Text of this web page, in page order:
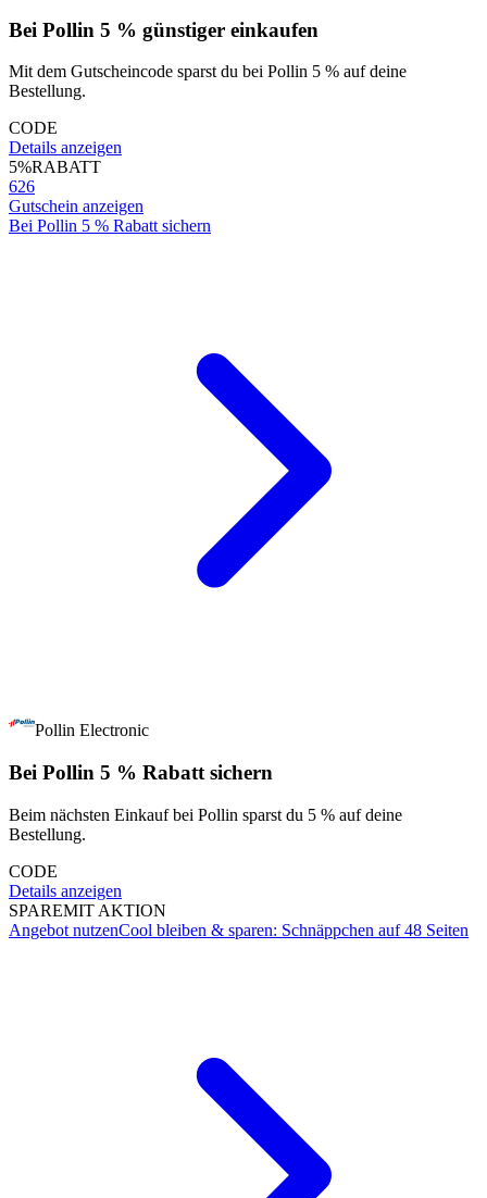
Bei Pollin 5 % günstiger einkaufen
Mit dem Gutscheincode sparst du bei Pollin 5 % auf deine
Bestellung.
CODE
Details anzeigen
5%RABATT
626
Gutschein anzeigen
Bei Pollin 5 % Rabatt sichern
Pollin Electronic
Bei Pollin 5 % Rabatt sichern
Beim nächsten Einkauf bei Pollin sparst du 5 % auf deine
Bestellung.
CODE
Details anzeigen
SPAREMIT AKTION
Angebot nutzenCool bleiben & sparen: Schnäppchen auf 48 Seiten